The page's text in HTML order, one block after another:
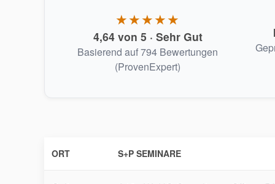
★★★★★
4,64 von 5 · Sehr Gut
Basierend auf 794 Bewertungen
(ProvenExpert)
ORT S+P SEMINARE